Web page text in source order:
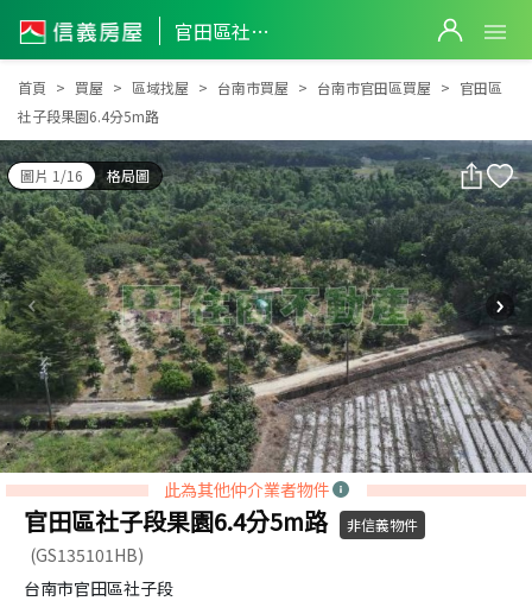
官田區社子段果園6.4分5m路
官田區社子段果園6.4分5m路
首頁 買屋 區域找屋 台南市買屋 台南市官田區買屋
官田區
社子段果園6.4分5m路
圖片 1/16 格局圖
此為其他仲介業者物件
官田區社子段果園6.4分5m路 非信義物件
(GS135101HB)
台南市官田區社子段